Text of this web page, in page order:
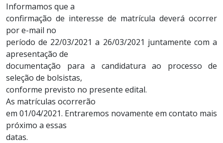
Informamos que a
confirmação de interesse de matrícula deverá ocorrer
por e-mail no
período de 22/03/2021 a 26/03/2021 juntamente com a
apresentação de
documentação para a candidatura ao processo de
seleção de bolsistas,
conforme previsto no presente edital.
As matrículas ocorrerão
em 01/04/2021. Entraremos novamente em contato mais
próximo a essas
datas.